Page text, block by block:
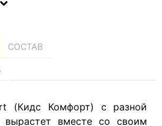
СОСТАВ
(Кидс Комфорт) с разной
вырастет вместе со своим